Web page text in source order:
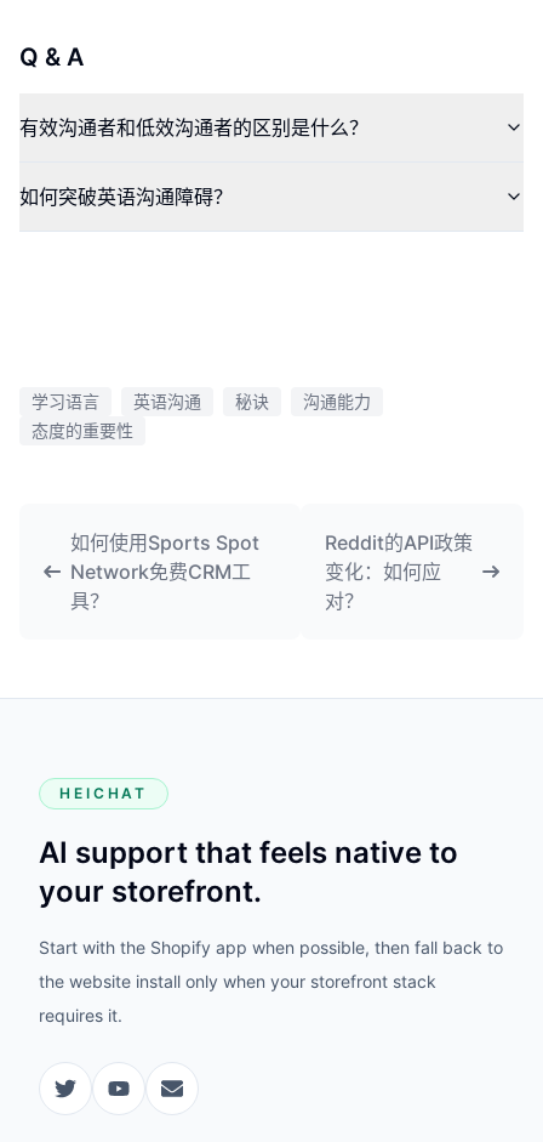
Q & A
有效沟通者和低效沟通者的区别是什么？
如何突破英语沟通障碍？
学习语言 英语沟通 秘诀
沟通能力
态度的重要性
如何使用Sports Spot
Network免费CRM工
具？
Reddit的API政策
变化：如何应
对？
HEICHAT
AI support that feels native to
your storefront.
Start with the Shopify app when possible, then fall back to
the website install only when your storefront stack
requires it.